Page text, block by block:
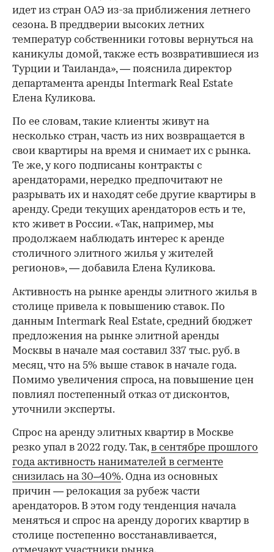
идет из стран ОАЭ из-за приближения летнего
сезона. В преддверии высоких летних
температур собственники готовы вернуться на
каникулы домой, также есть возвратившиеся из
Турции и Таиланда», — пояснила директор
департамента аренды Intermark Real Estate
Елена Куликова.
По ее словам, такие клиенты живут на
несколько стран, часть из них возвращается в
свои квартиры на время и снимает их с рынка.
Те же, у кого подписаны контракты с
арендаторами, нередко предпочитают не
разрывать их и находят себе другие квартиры в
аренду. Среди текущих арендаторов есть и те,
кто живет в России. «Так, например, мы
продолжаем наблюдать интерес к аренде
столичного элитного жилья у жителей
регионов», — добавила Елена Куликова.
Активность на рынке аренды элитного жилья в
столице привела к повышению ставок. По
данным Intermark Real Estate, средний бюджет
предложения на рынке элитной аренды
Москвы в начале мая составил 337 тыс. руб. в
месяц, что на 5% выше ставок в начале года.
Помимо увеличения спроса, на повышение цен
повлиял постепенный отказ от дисконтов,
уточнили эксперты.
Спрос на аренду элитных квартир в Москве
резко упал в 2022 году. Так,в сентябре прошлого
года активность нанимателей в сегменте
снизилась на 30–40%. Одна из основных
причин — релокация за рубеж части
арендаторов. В этом году тенденция начала
меняться и спрос на аренду дорогих квартир в
столице постепенно восстанавливается,